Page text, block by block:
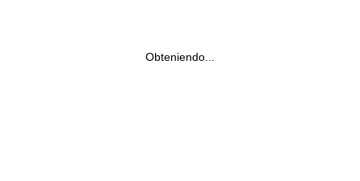
Obteniendo...